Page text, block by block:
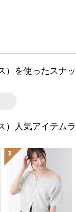
）を使ったスナッ
）人気アイテムラ
3